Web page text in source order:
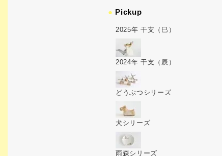
● Pickup
2025年 干支（巳）
2024年 干支（辰）
どうぶつシリーズ
犬シリーズ
雨森シリーズ